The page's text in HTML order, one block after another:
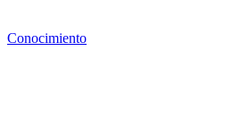
Conocimiento